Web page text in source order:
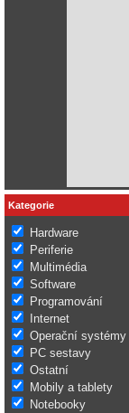
Kategorie
Hardware
Periferie
Multimédia
Software
Programování
Internet
Operační systémy
PC sestavy
Ostatní
Mobily a tablety
Notebooky